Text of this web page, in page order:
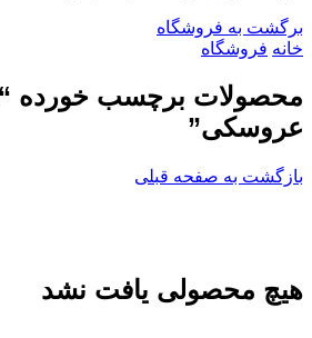
برگشت به فروشگاه
خانه فروشگاه
محصولات برچسب خورده
عروسکی”
بازگشت به صفحه قبلی
هیچ محصولی یافت نشد